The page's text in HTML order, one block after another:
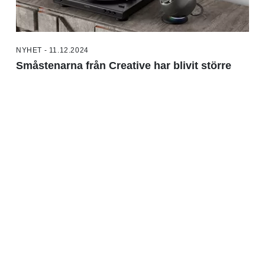
NYHET - 11.12.2024
Småstenarna från Creative har blivit större